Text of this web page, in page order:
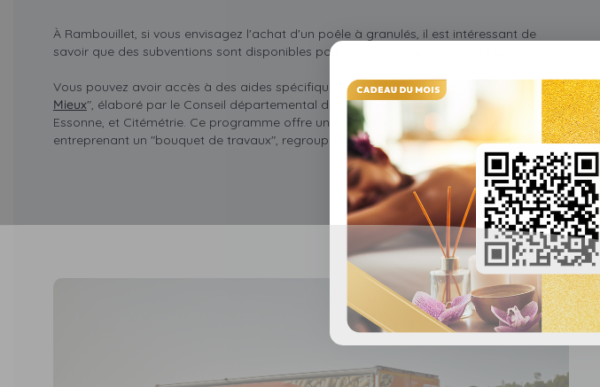
À Rambouillet, si vous envisagez l'achat d'un poêle à granulés, il est intéressant de
savoir que des subventions sont disponibles pour vous soutenir dans votre projet.
Vous pouvez avoir accès à des aides spécifiques grâce au programme "
Mieux", élaboré par le Conseil départemental des Yvelines, l'Anah, Soliha Yvelines
Essonne, et Citémétrie. Ce programme offre un soutien financier aux propriétaires
entreprenant un "bouquet de travaux", regroupant plusieurs interventions simultanées.